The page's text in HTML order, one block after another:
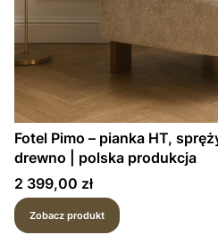
Fotel Pimo – pianka HT,
drewno | polska produkcja
Cena
2 399,00 zł
Zobacz produkt